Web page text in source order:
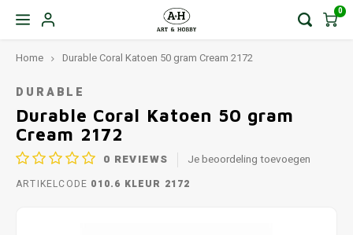
0
Home Durable Coral Katoen 50 gram Cream 2172
DURABLE
Durable Coral Katoen 50 gram
Cream 2172
0 REVIEWS Je beoordeling toevoegen
ARTIKELCODE 010.6 KLEUR 2172